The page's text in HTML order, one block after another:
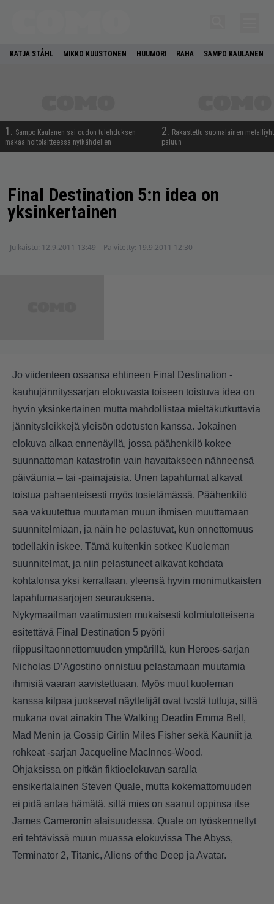
KATJA STÅHL MIKKO KUUSTONEN HUUMORI RAHA SAMPO KAULANEN
1. Sampo Kaulanen sai oudon tulehduksen –
makaa hoitolaitteessa nytkähdellen
2. Rakastettu suomalainen
paluun
Final Destination 5:n idea on
yksinkertainen
Julkaistu: 12.9.2011 13:49 Päivitetty: 19.9.2011 12:30
Jo viidenteen osaansa ehtineen Final Destination -
kauhujännityssarjan elokuvasta toiseen toistuva idea on
hyvin yksinkertainen mutta mahdollistaa mieltäkutkuttavia
jännitysleikkejä yleisön odotusten kanssa. Jokainen
elokuva alkaa ennenäyllä, jossa päähenkilö kokee
suunnattoman katastrofin vain havaitakseen nähneensä
päiväunia – tai -painajaisia. Unen tapahtumat alkavat
toistua pahaenteisesti myös tosielämässä. Päähenkilö
saa vakuutettua muutaman muun ihmisen muuttamaan
suunnitelmiaan, ja näin he pelastuvat, kun onnettomuus
todellakin iskee. Tämä kuitenkin sotkee Kuoleman
suunnitelmat, ja niin pelastuneet alkavat kohdata
kohtalonsa yksi kerrallaan, yleensä hyvin monimutkaisten
tapahtumasarjojen seurauksena.
Nykymaailman vaatimusten mukaisesti kolmiulotteisena
esitettävä Final Destination 5 pyörii
riippusiltaonnettomuuden ympärillä, kun Heroes-sarjan
Nicholas D’Agostino onnistuu pelastamaan muutamia
ihmisiä vaaran aavistettuaan. Myös muut kuoleman
kanssa kilpaa juoksevat näyttelijät ovat tv:stä tuttuja, sillä
mukana ovat ainakin The Walking Deadin Emma Bell,
Mad Menin ja Gossip Girlin Miles Fisher sekä Kauniit ja
rohkeat -sarjan Jacqueline MacInnes-Wood.
Ohjaksissa on pitkän fiktioelokuvan saralla
ensikertalainen Steven Quale, mutta kokemattomuuden
ei pidä antaa hämätä, sillä mies on saanut oppinsa itse
James Cameronin alaisuudessa. Quale on työskennellyt
eri tehtävissä muun muassa elokuvissa The Abyss,
Terminator 2, Titanic, Aliens of the Deep ja Avatar.